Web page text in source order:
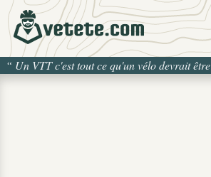
“ Un VTT c'est tout ce qu'un vélo devrait être